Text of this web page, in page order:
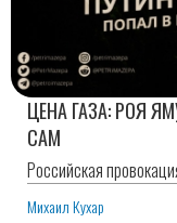
ЦЕНА ГАЗА: РОЯ
САМ
Российская
Михаил Кухар